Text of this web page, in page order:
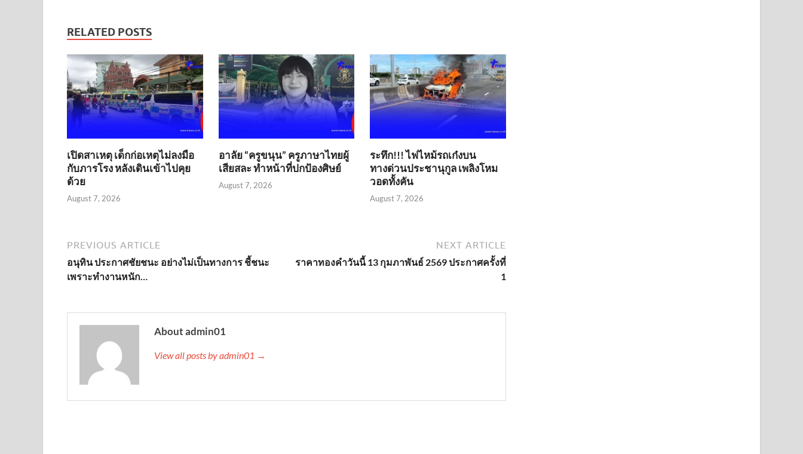
RELATED POSTS
เปิดสาเหตุ เด็กก่อเหตุไม่ลงมือ
กับภารโรง หลังเดินเข้าไปคุย
ด้วย
August 7, 2026
อาลัย “ครูขนุน” ครูภาษาไทยผู้
เสียสละ ทำหน้าที่ปกป้องศิษย์
August 7, 2026
ระทึก!!! ไฟไหม้รถเก๋งบน
ทางด่วนประชานุกูล เพลิงโหม
วอดทั้งคัน
August 7, 2026
PREVIOUS ARTICLE
อนุทิน ประกาศชัยชนะ อย่างไม่เป็นทางการ ชี้ชนะ
เพราะทำงานหนัก…
NEXT ARTICLE
ราคาทองคำวันนี้ 13 กุมภาพันธ์ 2569 ประกาศครั้งที่
1
About admin01
View all posts by admin01 →